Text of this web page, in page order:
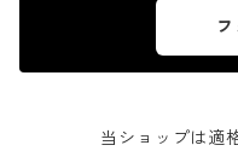
当ショップは適